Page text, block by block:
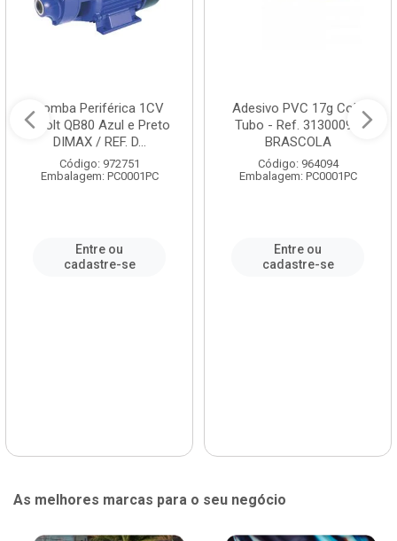
Bomba Periférica 1CV
Bivolt QB80 Azul e Preto
DIMAX / REF. D...
Código: 972751
Embalagem: PC0001PC
Entre ou
cadastre-se
Adesivo PVC 17g Cola
Tubo - Ref. 3130009 -
BRASCOLA
Código: 964094
Embalagem: PC0001PC
Entre ou
cadastre-se
As melhores marcas para o seu negócio